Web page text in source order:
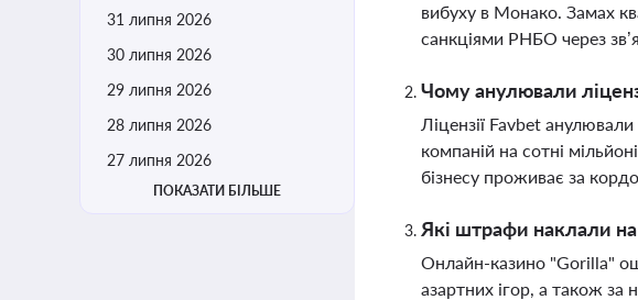
31 липня 2026
30 липня 2026
29 липня 2026
28 липня 2026
27 липня 2026
ПОКАЗАТИ БІЛЬШЕ
вибуху в Монако. Замах
санкціями РНБО через
Чому анулювали
Ліцензії Favbet
компаній на сотні
бізнесу проживає за
Які штрафи наклали
Онлайн-казино "Gorilla"
азартних ігор, а також за